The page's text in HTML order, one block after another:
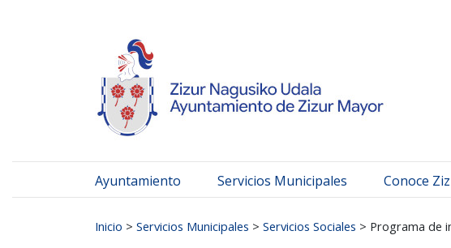
Ayuntamiento Servicios Municipales Conoce
Inicio > Servicios Municipales > Servicios Sociales > Programa de